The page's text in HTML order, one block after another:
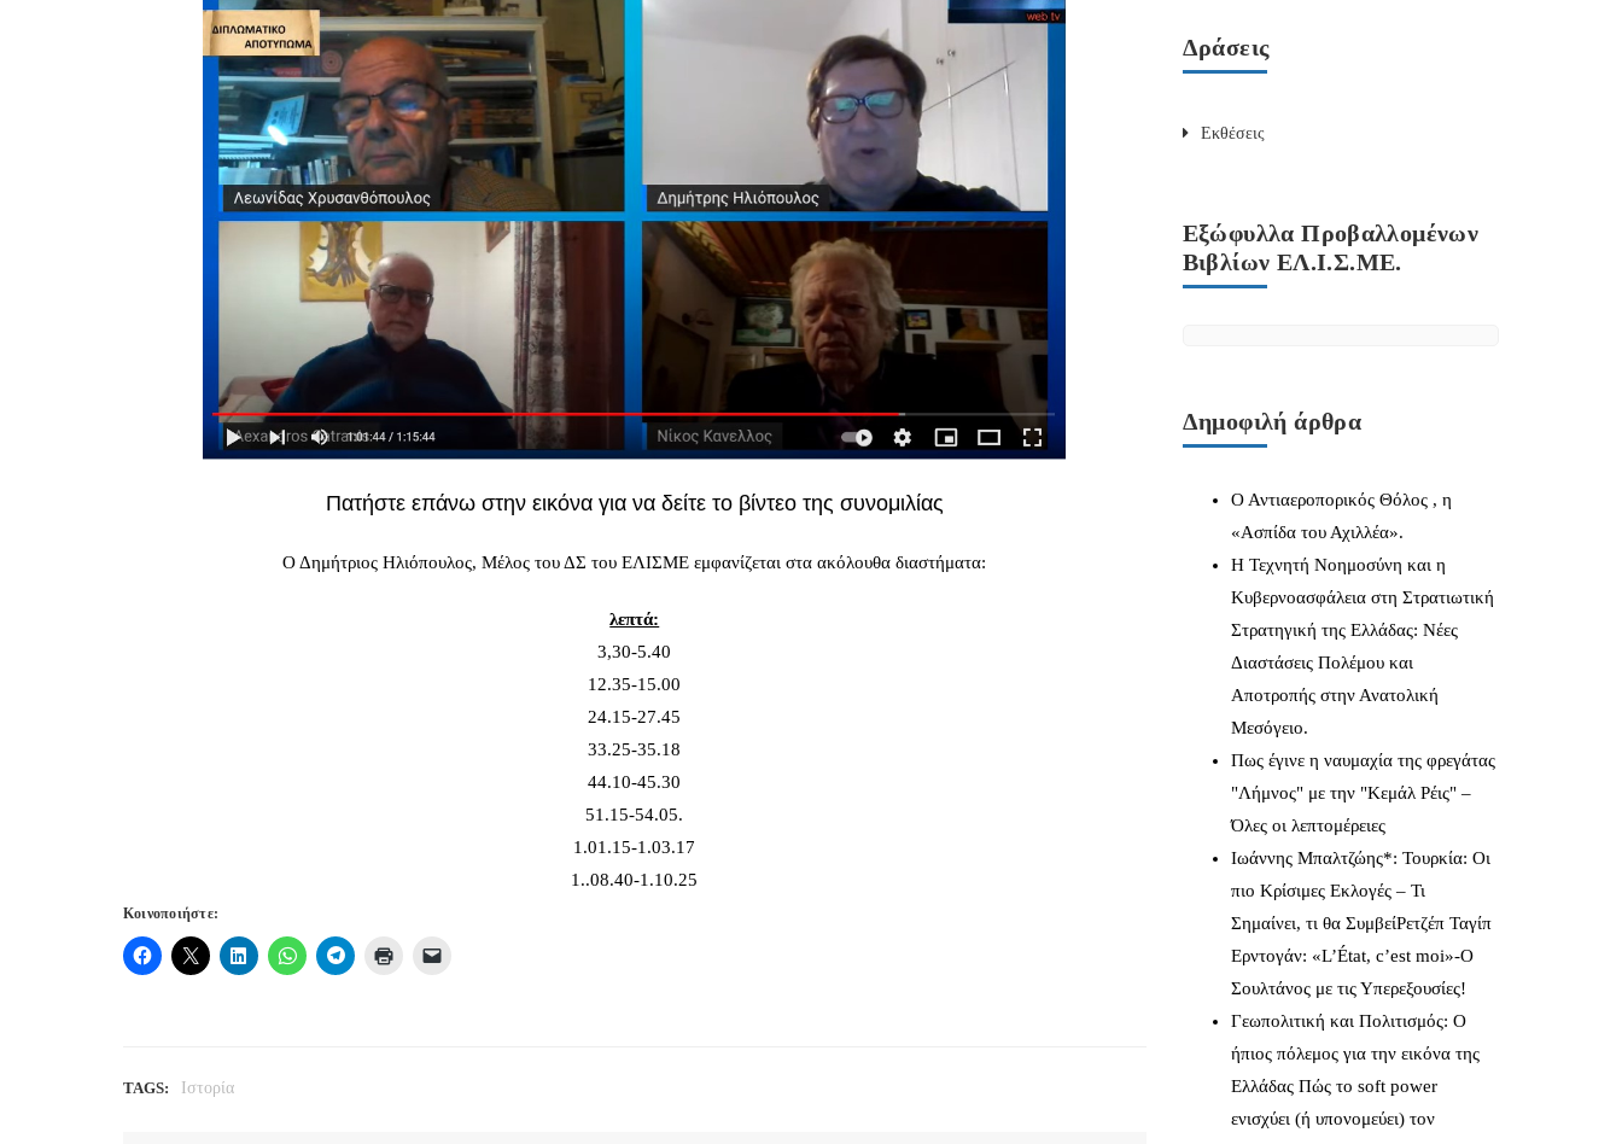
Πατήστε επάνω στην εικόνα για να δείτε το βίντεο της συνομιλίας
Ο Δημήτριος Ηλιόπουλος, Μέλος του ΔΣ του ΕΛΙΣΜΕ εμφανίζεται στα ακόλουθα διαστήματα:
λεπτά:
3,30-5.40
12.35-15.00
24.15-27.45
33.25-35.18
44.10-45.30
51.15-54.05.
1.01.15-1.03.17
1..08.40-1.10.25
Κοινοποιήστε:
TAGS: Ιστορία
Δράσεις
Εκθέσεις
Εξώφυλλα Προβαλλομένων
Βιβλίων ΕΛ.Ι.Σ.ΜΕ.
Δημοφιλή άρθρα
Ο Αντιαεροπορικός Θόλος , η
«Ασπίδα του Αχιλλέα».
Η Τεχνητή Νοημοσύνη και η
Κυβερνοασφάλεια στη Στρατιωτική
Στρατηγική της Ελλάδας: Νέες
Διαστάσεις Πολέμου και
Αποτροπής στην Ανατολική
Μεσόγειο.
Πως έγινε η ναυμαχία της φρεγάτας
"Λήμνος" με την "Κεμάλ Ρέις" –
Όλες οι λεπτομέρειες
Ιωάννης Μπαλτζώης*: Τουρκία: Οι
πιο Κρίσιμες Εκλογές – Τι
Σημαίνει, τι θα ΣυμβείΡετζέπ Ταγίπ
Ερντογάν: «L’État, c’est moi»-Ο
Σουλτάνος με τις Υπερεξουσίες!
Γεωπολιτική και Πολιτισμός: Ο
ήπιος πόλεμος για την εικόνα της
Ελλάδας Πώς το soft power
ενισχύει (ή υπονομεύει) τον